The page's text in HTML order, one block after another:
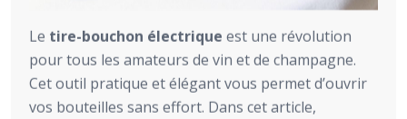
Le tire-bouchon électrique est une révolution
pour tous les amateurs de vin et de champagne.
Cet outil pratique et élégant vous permet d’ouvrir
vos bouteilles sans effort. Dans cet article,